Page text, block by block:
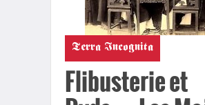
Terra Incognita
Flibusterie et